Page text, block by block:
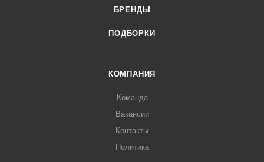
БРЕНДЫ
ПОДБОРКИ
КОМПАНИЯ
Команда
Вакансии
Контакты
Политика